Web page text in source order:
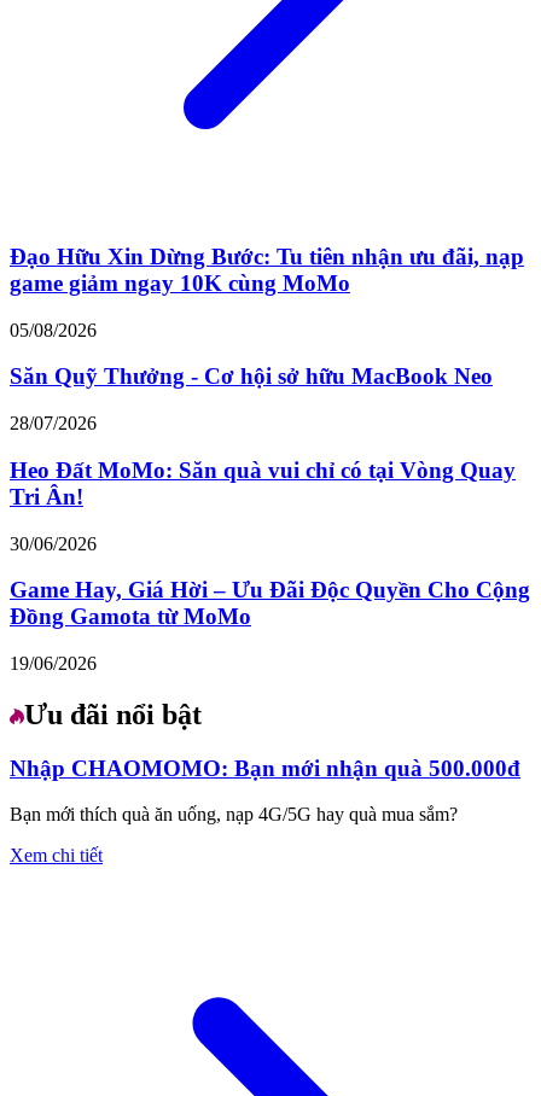
Đạo Hữu Xin Dừng Bước: Tu tiên nhận ưu đãi, nạp
game giảm ngay 10K cùng MoMo
05/08/2026
Săn Quỹ Thưởng - Cơ hội sở hữu MacBook Neo
28/07/2026
Heo Đất MoMo: Săn quà vui chỉ có tại Vòng Quay
Tri Ân!
30/06/2026
Game Hay, Giá Hời – Ưu Đãi Độc Quyền Cho Cộng
Đồng Gamota từ MoMo
19/06/2026
Ưu đãi nổi bật
Nhập CHAOMOMO: Bạn mới nhận quà 500.000đ
Bạn mới thích quà ăn uống, nạp 4G/5G hay quà mua sắm?
Xem chi tiết